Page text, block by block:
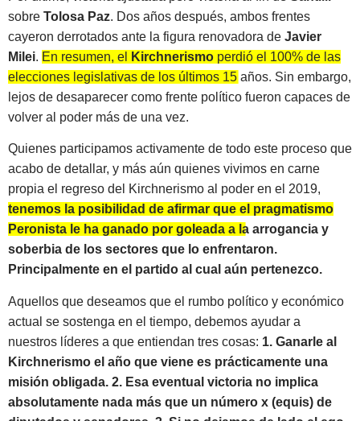
sobre Tolosa Paz. Dos años después, ambos frentes
cayeron derrotados ante la figura renovadora de Javier
Milei. En resumen, el Kirchnerismo perdió el 100% de las
elecciones legislativas de los últimos 15 años. Sin embargo,
lejos de desaparecer como frente político fueron capaces de
volver al poder más de una vez.
Quienes participamos activamente de todo este proceso que
acabo de detallar, y más aún quienes vivimos en carne
propia el regreso del Kirchnerismo al poder en el 2019,
tenemos la posibilidad de afirmar que el pragmatismo
Peronista le ha ganado por goleada a la arrogancia y
soberbia de los sectores que lo enfrentaron.
Principalmente en el partido al cual aún pertenezco.
Aquellos que deseamos que el rumbo político y económico
actual se sostenga en el tiempo, debemos ayudar a
nuestros líderes a que entiendan tres cosas: 1. Ganarle al
Kirchnerismo el año que viene es prácticamente una
misión obligada. 2. Esa eventual victoria no implica
absolutamente nada más que un número x (equis) de